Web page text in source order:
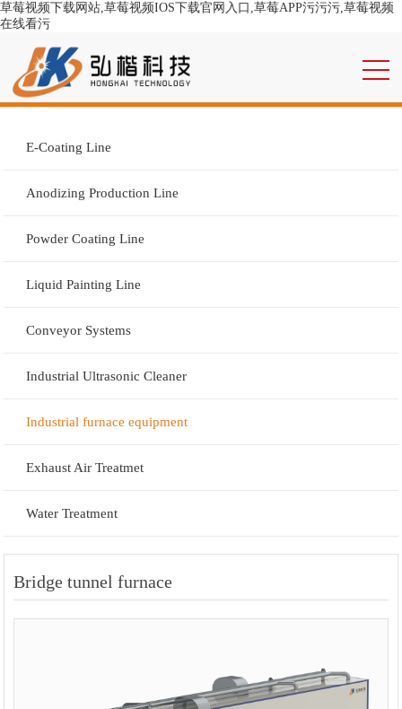
草莓视频下载网站,草莓视频IOS下载官网入口,草莓APP污污污,草莓视频
在线看污
E-Coating Line
Anodizing Production Line
Powder Coating Line
Liquid Painting Line
Conveyor Systems
Industrial Ultrasonic Cleaner
Industrial furnace equipment
Exhaust Air Treatmet
Water Treatment
Bridge tunnel furnace